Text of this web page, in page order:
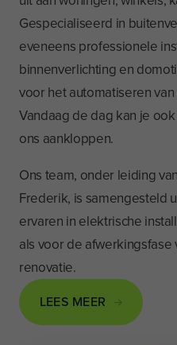
Gespecialiseerd in
eveneens professionele
binnenverlichting en
voor het automatiseren
Vandaag de dag kan je
ons aankloppen.
Ons team, onder leiding
Frederik, is samengesteld
ervaren in elektrische
als voor de afwerkingsfase
renovatie.
LEES MEER